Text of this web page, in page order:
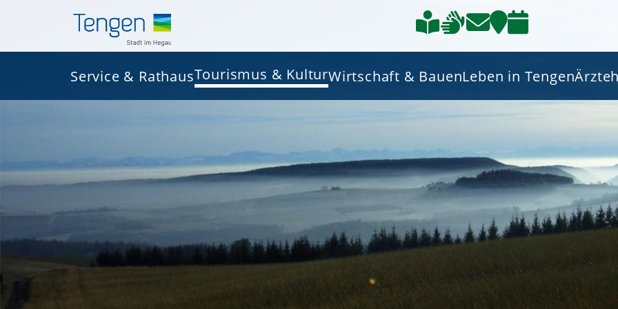
Service & RathausTourismus & KulturWirtschaft & BauenLeben in Tengen